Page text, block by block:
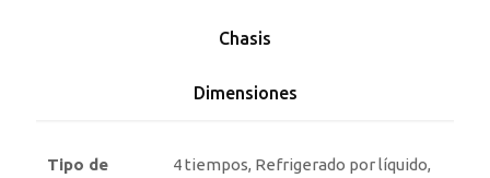
Chasis
Dimensiones
Tipo de
4 tiempos, Refrigerado por líquido,